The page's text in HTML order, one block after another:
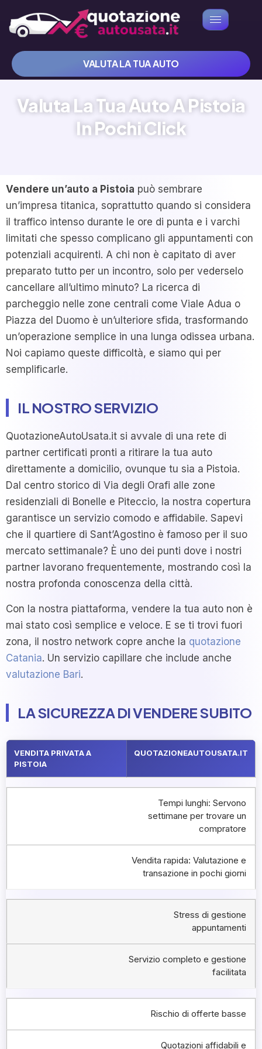
VALUTA LA TUA AUTO
Valuta La Tua Auto A Pistoia
In Pochi Click
Vendere un’auto a Pistoia può sembrare
un’impresa titanica, soprattutto quando si considera
il traffico intenso durante le ore di punta e i varchi
limitati che spesso complicano gli appuntamenti con
potenziali acquirenti. A chi non è capitato di aver
preparato tutto per un incontro, solo per vederselo
cancellare all’ultimo minuto? La ricerca di
parcheggio nelle zone centrali come Viale Adua o
Piazza del Duomo è un’ulteriore sfida, trasformando
un’operazione semplice in una lunga odissea urbana.
Noi capiamo queste difficoltà, e siamo qui per
semplificarle.
IL NOSTRO SERVIZIO
QuotazioneAutoUsata.it si avvale di una rete di
partner certificati pronti a ritirare la tua auto
direttamente a domicilio, ovunque tu sia a Pistoia.
Dal centro storico di Via degli Orafi alle zone
residenziali di Bonelle e Piteccio, la nostra copertura
garantisce un servizio comodo e affidabile. Sapevi
che il quartiere di Sant’Agostino è famoso per il suo
mercato settimanale? È uno dei punti dove i nostri
partner lavorano frequentemente, mostrando così la
nostra profonda conoscenza della città.
Con la nostra piattaforma, vendere la tua auto non è
mai stato così semplice e veloce. E se ti trovi fuori
zona, il nostro network copre anche la quotazione
Catania. Un servizio capillare che include anche
valutazione Bari.
LA SICUREZZA DI VENDERE SUBITO
VENDITA PRIVATA A
PISTOIA
QUOTAZIONEAUTOUSATA.IT
Tempi lunghi: Servono
settimane per trovare un
compratore
Vendita rapida: Valutazione e
transazione in pochi giorni
Stress di gestione
appuntamenti
Servizio completo e gestione
facilitata
Rischio di offerte basse
Quotazioni affidabili e